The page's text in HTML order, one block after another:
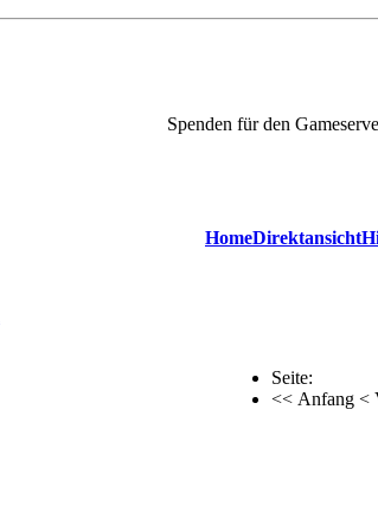
Spenden für den
HomeDirektansicht
Seite:
<< Anfang <